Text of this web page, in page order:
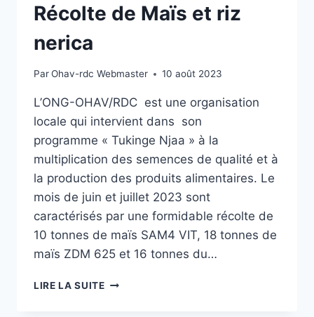
Récolte de Maïs et riz
nerica
ParOhav-rdc Webmaster 10 août 2023
L’ONG-OHAV/RDC est une organisation
locale qui intervient dans son
programme « Tukinge Njaa » à la
multiplication des semences de qualité et à
la production des produits alimentaires. Le
mois de juin et juillet 2023 sont
caractérisés par une formidable récolte de
10 tonnes de maïs SAM4 VIT, 18 tonnes de
maïs ZDM 625 et 16 tonnes du…
LIRE LA SUITEOHAV/RDC